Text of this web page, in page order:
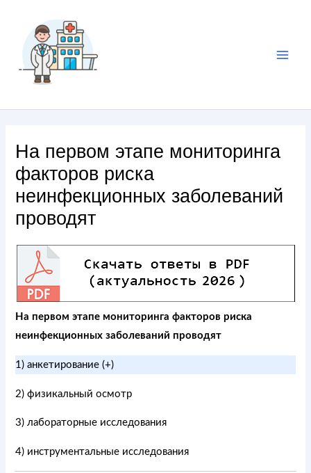
На первом этапе мониторинга
факторов риска
неинфекционных заболеваний
проводят
На первом этапе мониторинга факторов риска
неинфекционных заболеваний проводят
1) анкетирование (+)
2) физикальный осмотр
3) лабораторные исследования
4) инструментальные исследования